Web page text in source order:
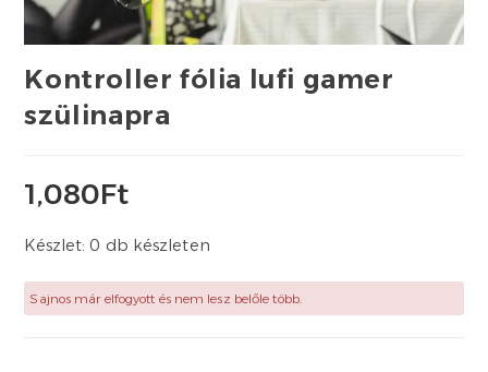
Kontroller fólia lufi gamer
szülinapra
1,080Ft
Készlet: 0 db készleten
Sajnos már elfogyott és nem lesz belőle több.